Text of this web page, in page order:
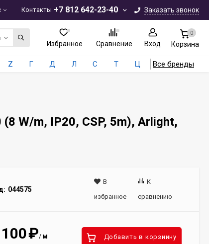
+7 812 642-23-40 Заказать звонок
Контакты
Избранное Сравнение Вход
0
Корзина
Z Г Д Л С Т Ц Все бренды
W/m, IP20, CSP, 5m), Arlight,
044575
В
избранное
К
сравнению
₽/ м Добавить в корзиину